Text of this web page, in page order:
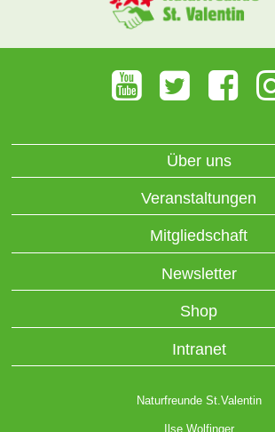
Über uns
Veranstaltungen
Mitgliedschaft
Newsletter
Shop
Intranet
Naturfreunde St.Valentin
Ilse Wolfinger